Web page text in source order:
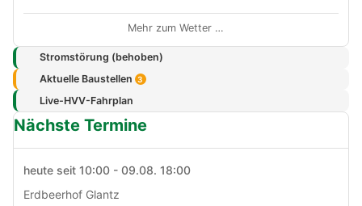
Mehr zum Wetter …
Stromstörung (behoben)
Aktuelle Baustellen 3
Live-HVV-Fahrplan
Nächste Termine
heute seit 10:00 - 09.08. 18:00
Erdbeerhof Glantz